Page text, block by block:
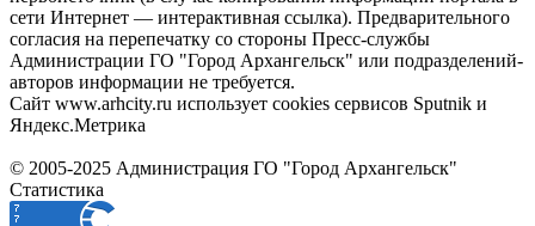
сети Интернет — интерактивная ссылка). Предварительного
согласия на перепечатку со стороны Пресс-службы
Администрации ГО "Город Архангельск" или подразделений-
авторов информации не требуется.
Сайт www.arhcity.ru использует cookies сервисов Sputnik и
Яндекс.Метрика
© 2005-2025 Администрация ГО "Город Архангельск"
Статистика